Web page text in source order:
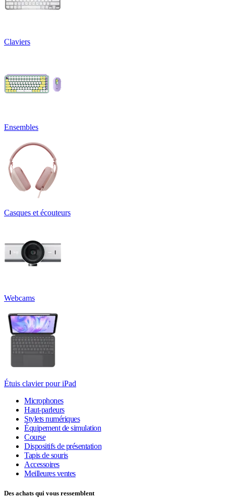
Claviers
Ensembles
Casques et écouteurs
Webcams
Étuis clavier pour iPad
Microphones
Haut-parleurs
Stylets numériques
Équipement de simulation
Course
Dispositifs de présentation
Tapis de souris
Accessoires
Meilleures ventes
Des achats qui vous ressemblent